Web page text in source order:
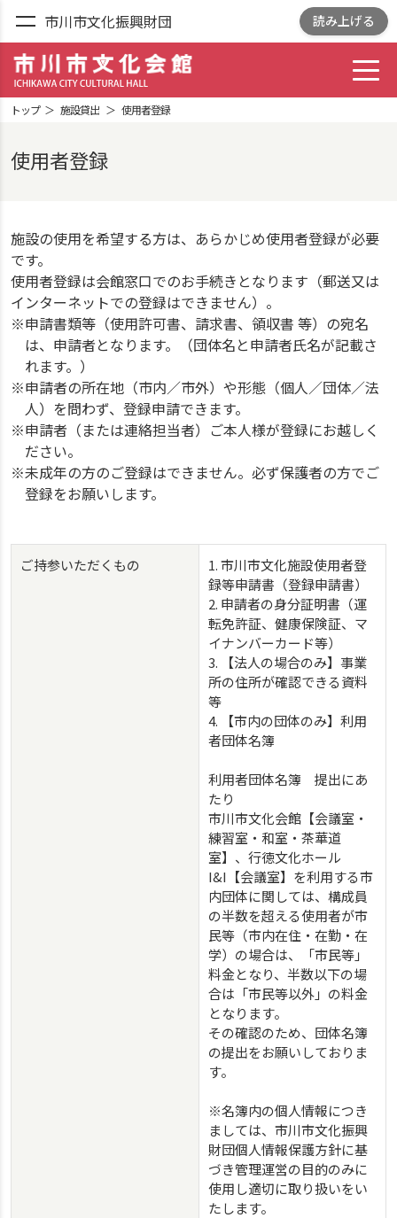
市川市文化振興財団 読み上げる
ICHIKAWA CITY
トップ 施設貸出 使用者登録
使用者登録
施設の使用を希望する方は、あらかじめ使用者登録が必要
です。
使用者登録は会館窓口でのお手続きとなります（郵送又は
インターネットでの登録はできません）。
※申請書類等（使用許可書、請求書、領収書 等）の宛名
は、申請者となります。（団体名と申請者氏名が記載さ
れます。）
※申請者の所在地（市内／市外）や形態（個人／団体／法
人）を問わず、登録申請できます。
※申請者（または連絡担当者）ご本人様が登録にお越しく
ださい。
※未成年の方のご登録はできません。必ず保護者の方でご
登録をお願いします。
ご持参いただくもの
1. 市川市文化施設使用者登
録等申請書（登録申請書）
2. 申請者の身分証明書（運
転免許証、健康保険証、マ
イナンバーカード等）
3. 【法人の場合のみ】事業
所の住所が確認できる資料
等
4. 【市内の団体のみ】利用
者団体名簿
利用者団体名簿 提出にあ
たり
市川市文化会館【会議室・
練習室・和室・茶華道
室】、行徳文化ホール
I&I【会議室】を利用する市
内団体に関しては、構成員
の半数を超える使用者が市
民等（市内在住・在勤・在
学）の場合は、「市民等」
料金となり、半数以下の場
合は「市民等以外」の料金
となります。
その確認のため、団体名簿
の提出をお願いしておりま
す。
※名簿内の個人情報につき
ましては、市川市文化振興
財団個人情報保護方針に基
づき管理運営の目的のみに
使用し適切に取り扱いをい
たします。